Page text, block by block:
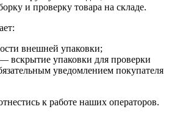
и проверку товара на складе.
внешней упаковки;
вскрытие упаковки для проверки
уведомлением покупателя
к работе наших операторов.